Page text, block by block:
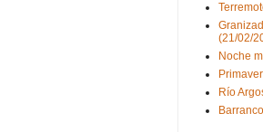
(21/02/
Noche
Río